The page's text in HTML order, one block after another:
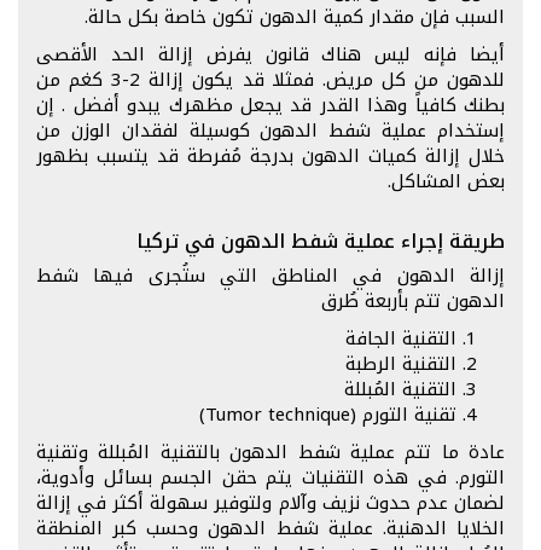
السبب فإن مقدار كمية الدهون تكون خاصة بكل حالة.
أيضا فإنه ليس هناك قانون يفرض إزالة الحد الأقصى
للدهون من كل مريض. فمثلا قد يكون إزالة 2-3 كغم من
بطنك كافياً وهذا القدر قد يجعل مظهرك يبدو أفضل . إن
إستخدام عملية شفط الدهون كوسيلة لفقدان الوزن من
خلال إزالة كميات الدهون بدرجة مُفرطة قد يتسبب بظهور
بعض المشاكل.
طريقة إجراء عملية شفط الدهون في تركيا
إزالة الدهون في المناطق التي ستُجرى فيها شفط
الدهون تتم بأربعة طُرق
التقنية الجافة
التقنية الرطبة
التقنية المُبللة
تقنية التورم (Tumor technique)
عادة ما تتم عملية شفط الدهون بالتقنية المُبللة وتقنية
التورم. في هذه التقنيات يتم حقن الجسم بسائل وأدوية،
لضمان عدم حدوث نزيف وآلام ولتوفير سهولة أكثر في إزالة
الخلايا الدهنية. عملية شفط الدهون وحسب كبر المنطقة